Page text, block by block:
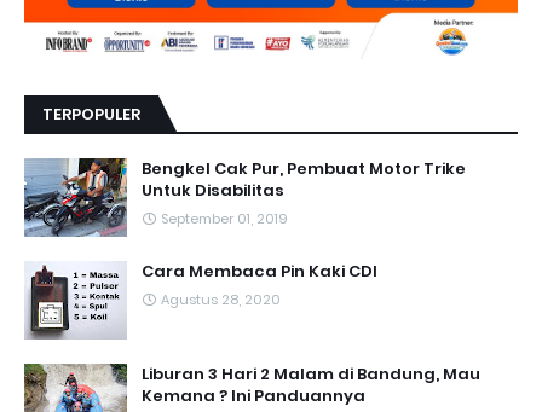
TERPOPULER
Bengkel Cak Pur, Pembuat Motor Trike
Untuk Disabilitas
September 01, 2019
Cara Membaca Pin Kaki CDI
Agustus 28, 2020
Liburan 3 Hari 2 Malam di Bandung, Mau
Kemana ? Ini Panduannya